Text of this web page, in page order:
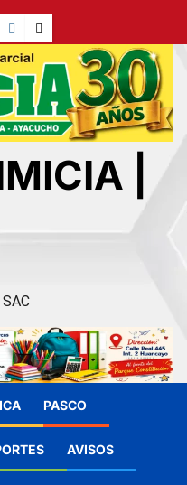
Instagram
X
|
PASCO
AVISOS